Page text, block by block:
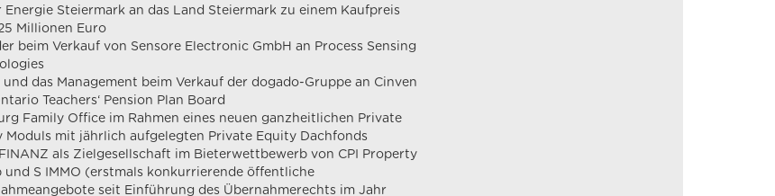
Energie Steiermark an das Land Steiermark zu einem Kaufpreis
Millionen Euro
beim Verkauf von Sensore Electronic GmbH an Process Sensing
und das Management beim Verkauf der dogado-Gruppe an Cinven
Teachers‘ Pension Plan Board
Family Office im Rahmen eines neuen ganzheitlichen Private
Moduls mit jährlich aufgelegten Private Equity Dachfonds
als Zielgesellschaft im Bieterwettbewerb von CPI Property
und S IMMO (erstmals konkurrierende öffentliche
seit Einführung des Übernahmerechts im Jahr